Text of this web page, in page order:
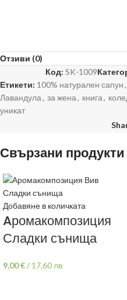
Отзиви (0)
Код: SK-1009
Етикети: 100% натурален сапун,
Лавандула, за жена, книга,
уникат
Свързани продукти
Добавяне в количката
Aромакомпозиция
Сладки сънища
9,00€/ 17,60 лв